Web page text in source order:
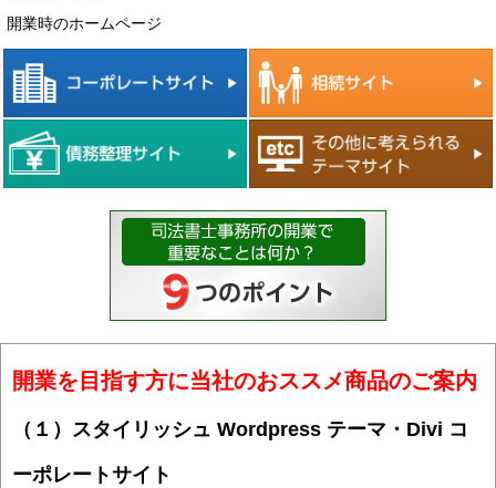
開業時のホームページ
開業を目指す方に当社のおススメ商品のご案内
（１）スタイリッシュ Wordpress テーマ・Divi コ
ーポレートサイト